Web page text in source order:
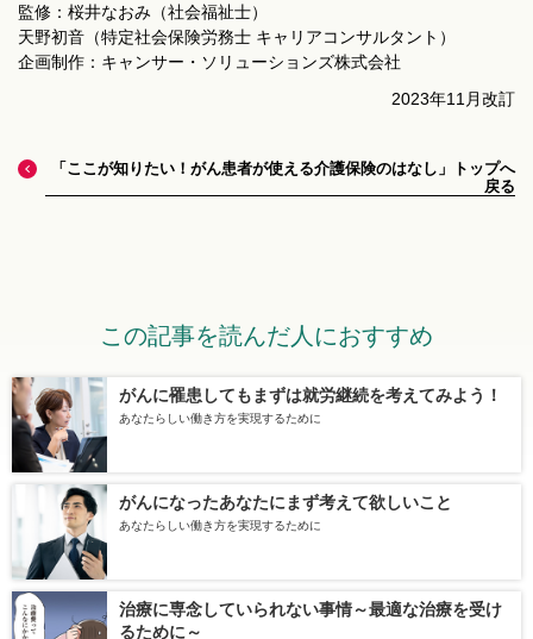
監修：桜井なおみ（社会福祉士）
天野初音（特定社会保険労務士 キャリアコンサルタント）
企画制作：キャンサー・ソリューションズ株式会社
2023年11月改訂
「ここが知りたい！がん患者が使える介護保険のはなし」トップへ
戻る
この記事を読んだ人におすすめ
がんに罹患してもまずは就労継続を考えてみよう！
あなたらしい働き方を実現するために
がんになったあなたにまず考えて欲しいこと
あなたらしい働き方を実現するために
治療に専念していられない事情～最適な治療を受け
るために～